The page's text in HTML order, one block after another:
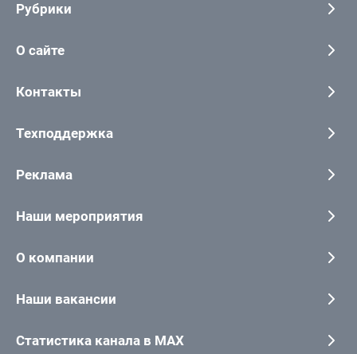
Рубрики
О сайте
Контакты
Техподдержка
Реклама
Наши мероприятия
О компании
Наши вакансии
Статистика канала в MAX